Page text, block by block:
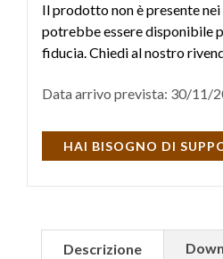
Il prodotto non è presente
potrebbe essere disponibile
fiducia. Chiedi al nostro
Data arrivo prevista: 30/11/
HAI BISOGNO DI
Descrizione